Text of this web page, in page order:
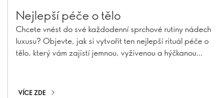
Nejlepší péče o tělo
Chcete vnést do své každodenní sprchové rutiny nádech
luxusu? Objevte, jak si vytvořit ten nejlepší rituál péče o
tělo, který vám zajistí jemnou, vyživenou a hýčkanou
VÍCE ZDE